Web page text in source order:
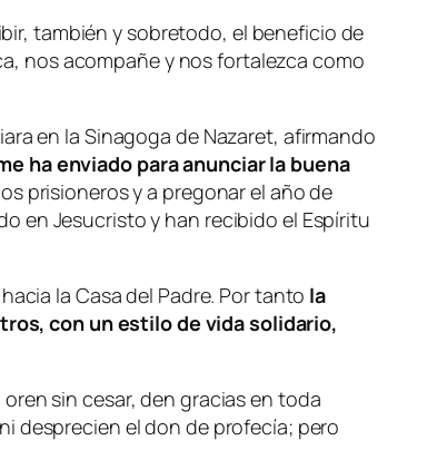
también y sobretodo, el beneficio de
nos acompañe y nos fortalezca como
en la Sinagoga de Nazaret, afirmando
ha enviado para anunciar la buena
prisioneros y a pregonar el año de
en Jesucristo y han recibido el Espíritu
la Casa del Padre. Por tanto la
con un estilo de vida solidario,
sin cesar, den gracias en toda
desprecien el don de profecía; pero